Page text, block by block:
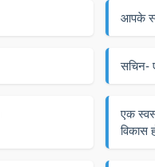
आपके
सचिन-
एक
विकास